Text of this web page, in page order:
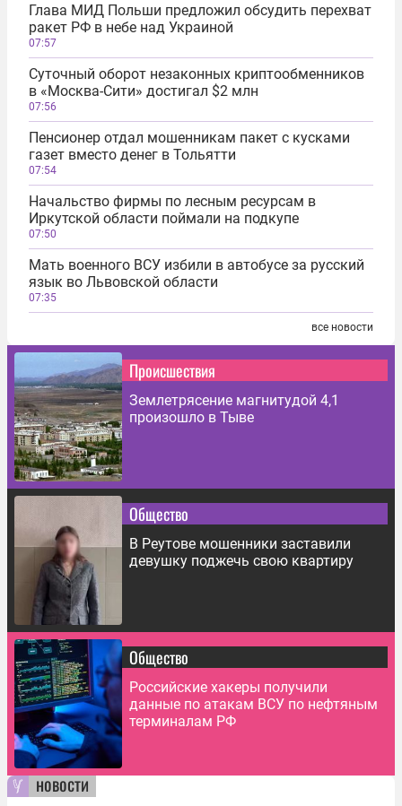
Глава МИД Польши предложил обсудить перехват
ракет РФ в небе над Украиной
07:57
Суточный оборот незаконных криптообменников
в «Москва-Сити» достигал $2 млн
07:56
Пенсионер отдал мошенникам пакет с кусками
газет вместо денег в Тольятти
07:54
Начальство фирмы по лесным ресурсам в
Иркутской области поймали на подкупе
07:50
Мать военного ВСУ избили в автобусе за русский
язык во Львовской области
07:35
все новости
Происшествия
Землетрясение магнитудой 4,1
произошло в Тыве
Общество
В Реутове мошенники заставили
девушку поджечь свою квартиру
Общество
Российские хакеры получили
данные по атакам ВСУ по нефтяным
терминалам РФ
новости